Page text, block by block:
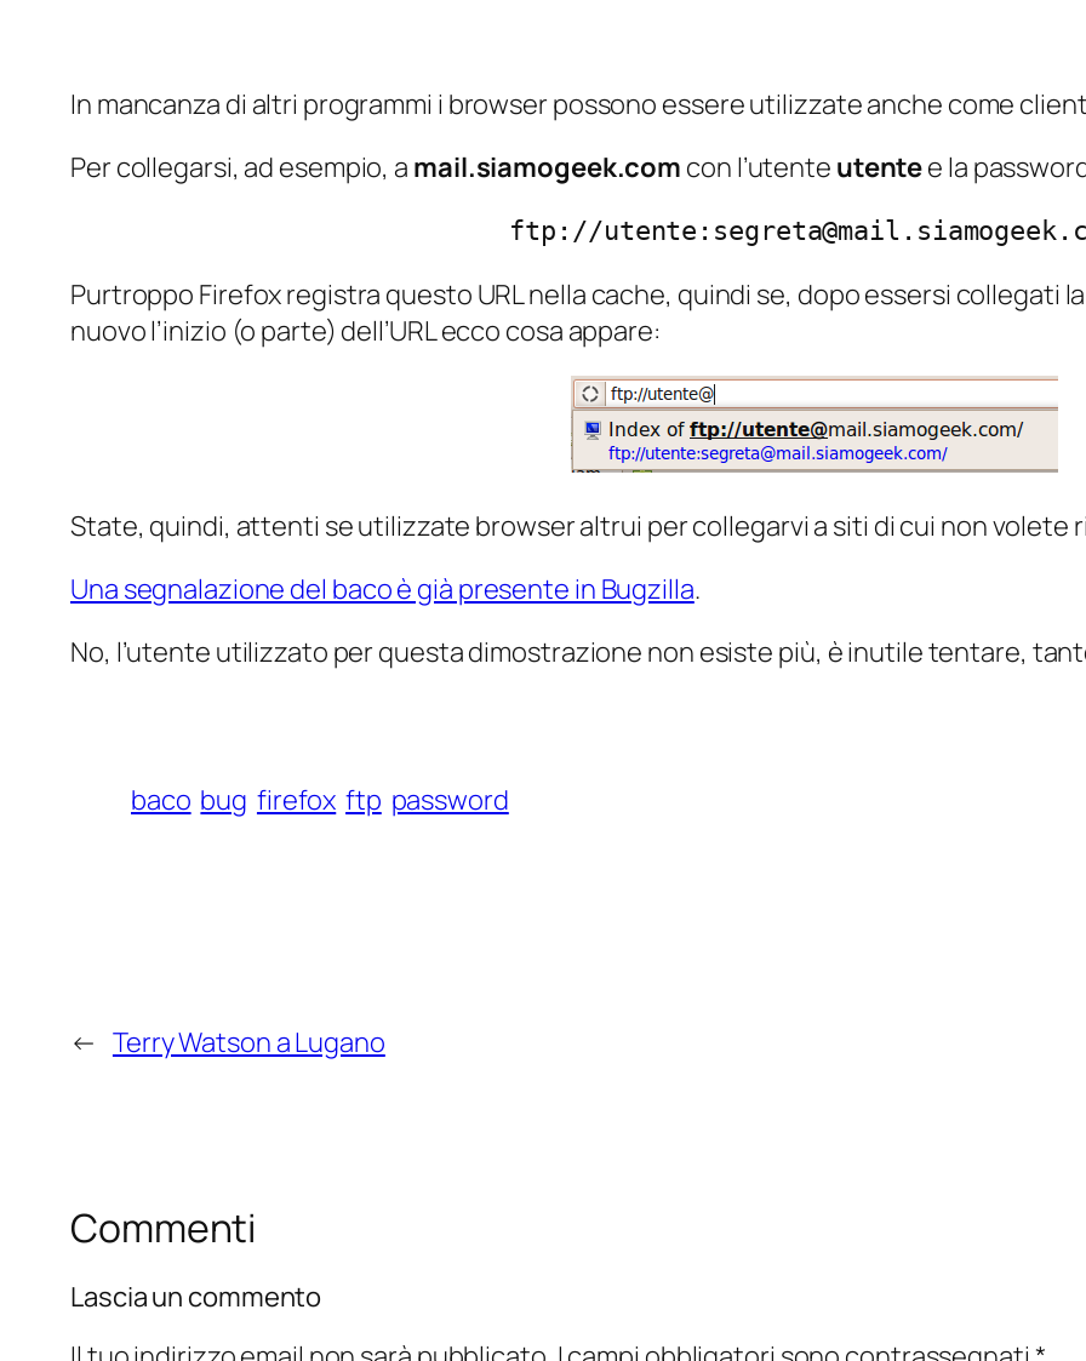
In mancanza di altri programmi i browser possono essere utilizzate anche come client
Per collegarsi, ad esempio, a mail.siamogeek.com con l’utente utentee la
ftp://
Purtroppo Firefox registra questo URL nella cache, quindi se, dopo essersi collegati
nuovo l’inizio (o parte) dell’URL ecco cosa appare:
State, quindi, attenti se utilizzate browser altrui per collegarvi a siti di cui non volete
Una segnalazione del baco è già presente in Bugzilla.
No, l’utente utilizzato per questa dimostrazione non esiste più, è inutile tentare,
baco bug firefox ftp password
← Terry Watson a Lugano
Commenti
Lascia un commento